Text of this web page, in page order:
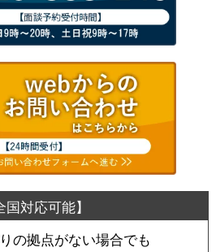
の拠点がない場合でも